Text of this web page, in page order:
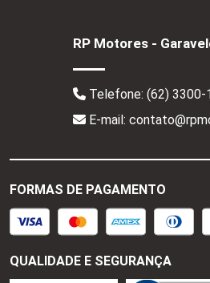
RP Motores -
Telefone: (62) 3300-
E-mail:
FORMAS DE PAGAMENTO
QUALIDADE E SEGURANÇA